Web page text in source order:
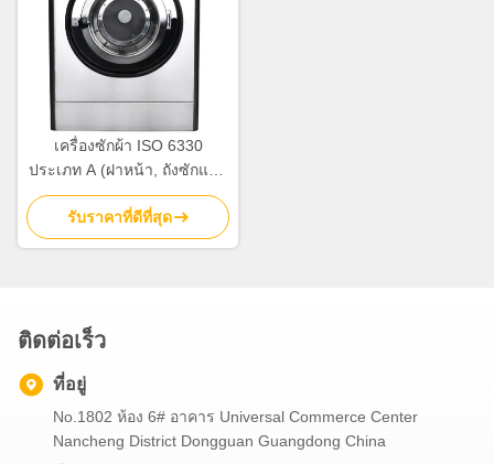
เครื่องซักผ้า ISO 6330
ประเภท A (ฝาหน้า, ถังซักแนว
นอน)
รับราคาที่ดีที่สุด
ติดต่อเร็ว
ที่อยู่
No.1802 ห้อง 6# อาคาร Universal Commerce Center
Nancheng District Dongguan Guangdong China